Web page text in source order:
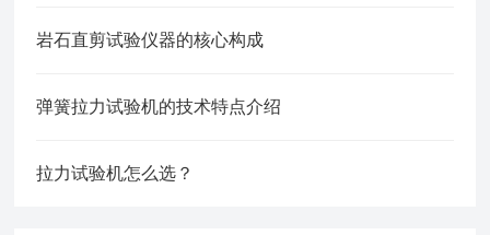
岩石直剪试验仪器的核心构成
弹簧拉力试验机的技术特点介绍
拉力试验机怎么选？